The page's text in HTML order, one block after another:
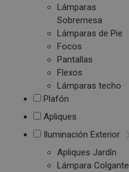
Lámparas
Sobremesa
Lámparas de Pie
Focos
Pantallas
Flexos
Lámparas techo
Plafón
Apliques
Iluminación Exterior
Apliques Jardín
Lámpara Colgante